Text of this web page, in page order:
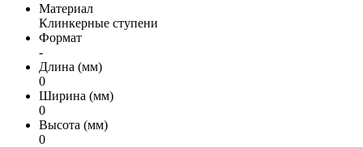
Материал
Клинкерные ступени
Формат
-
Длина (мм)
0
Ширина (мм)
0
Высота (мм)
0